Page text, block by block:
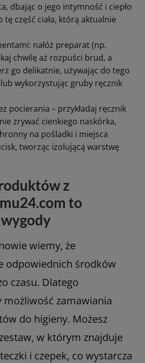
dbając o jego intymność i ciepło
tę część ciała, którą aktualnie
nałóż preparat (np.
chwilę aż rozpuści brud, a
go delikatnie, używając do tego
wykorzystując gruby ręcznik
pocierania – przykładaj ręcznik
zrywać cienkiego naskórka,
na pośladki i miejsca
tworząc izolującą warstwę
z
to
wiemy, że
odpowiednich środków
czasu. Dlatego
zamawiania
do higieny. Możesz
w którym znajduje
i czepek, co wystarcza